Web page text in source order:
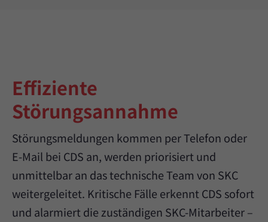
Effiziente
Störungsannahme
Störungsmeldungen kommen per Telefon oder
E-Mail bei CDS an, werden priorisiert und
unmittelbar an das technische Team von SKC
weitergeleitet. Kritische Fälle erkennt CDS sofort
und alarmiert die zuständigen SKC-Mitarbeiter –